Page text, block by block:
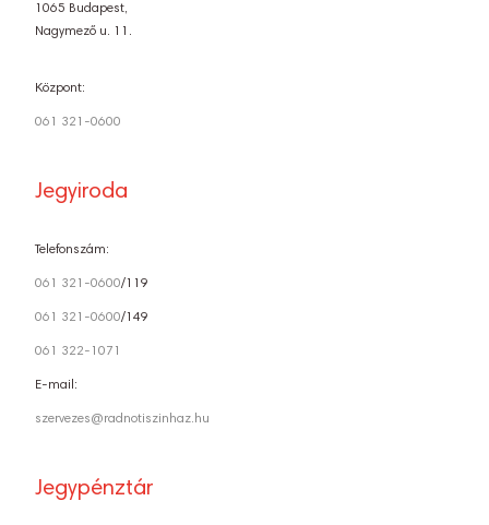
1065 Budapest,
Nagymező u. 11.
Központ:
061 321-0600
Jegyiroda
Telefonszám:
061 321-0600/119
061 321-0600/149
061 322-1071
E-mail:
szervezes@radnotiszinhaz.hu
Jegypénztár